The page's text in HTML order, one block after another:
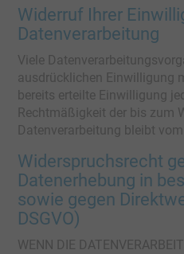
Widerruf Ihrer
Datenverarbeitung
Viele
ausdrücklichen Einwilligung
bereits erteilte Einwilligung
Rechtmäßigkeit der bis zum
Datenverarbeitung bleibt
Widerspruchsrecht
Datenerhebung in
sowie gegen
DSGVO)
WENN DIE